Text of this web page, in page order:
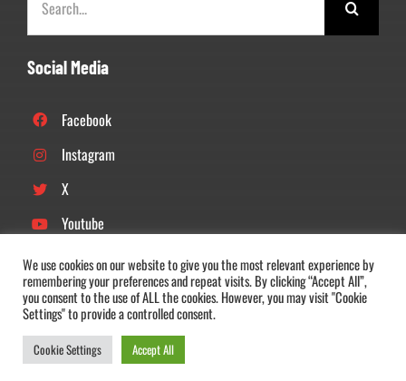
naar:
Social Media
Facebook
Instagram
X
Youtube
Linkedin
Tiktok
© Copyright 2022 –2026 |DOS’46
We use cookies on our website to give you the most relevant experience by
remembering your preferences and repeat visits. By clicking “Accept All”,
you consent to the use of ALL the cookies. However, you may visit "Cookie
Settings" to provide a controlled consent.
Cookie Settings Accept All